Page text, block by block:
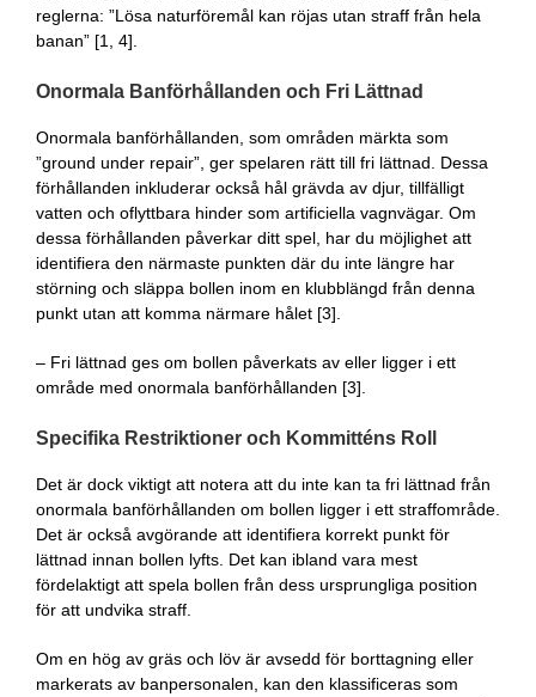
reglerna: ”Lösa naturföremål kan röjas utan straff från hela
banan” [1, 4].
Onormala Banförhållanden och Fri Lättnad
Onormala banförhållanden, som områden märkta som
”ground under repair”, ger spelaren rätt till fri lättnad. Dessa
förhållanden inkluderar också hål grävda av djur, tillfälligt
vatten och oflyttbara hinder som artificiella vagnvägar. Om
dessa förhållanden påverkar ditt spel, har du möjlighet att
identifiera den närmaste punkten där du inte längre har
störning och släppa bollen inom en klubblängd från denna
punkt utan att komma närmare hålet [3].
– Fri lättnad ges om bollen påverkats av eller ligger i ett
område med onormala banförhållanden [3].
Specifika Restriktioner och Kommitténs Roll
Det är dock viktigt att notera att du inte kan ta fri lättnad från
onormala banförhållanden om bollen ligger i ett straffområde.
Det är också avgörande att identifiera korrekt punkt för
lättnad innan bollen lyfts. Det kan ibland vara mest
fördelaktigt att spela bollen från dess ursprungliga position
för att undvika straff.
Om en hög av gräs och löv är avsedd för borttagning eller
markerats av banpersonalen, kan den klassificeras som